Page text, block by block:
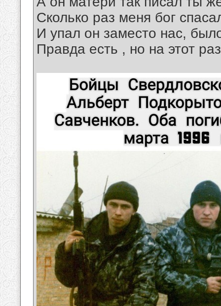
Сколько раз меня бог
И упал он заместо нас,
Правда есть , но на этот